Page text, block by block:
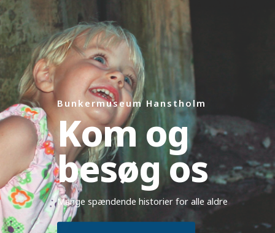
Bunkermuseum Hanstholm
Kom og
besøg os
Mange spændende historier for alle aldre